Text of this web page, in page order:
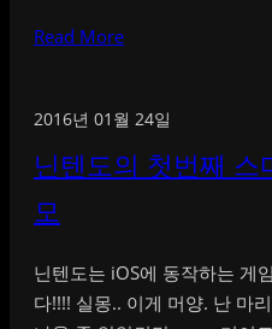
Read More
2016년 01월 24일
닌텐도의 첫번째 스
모
닌텐도는 iOS에 동작하는 게
다!!!! 실몽.. 이게 머양. 난 마